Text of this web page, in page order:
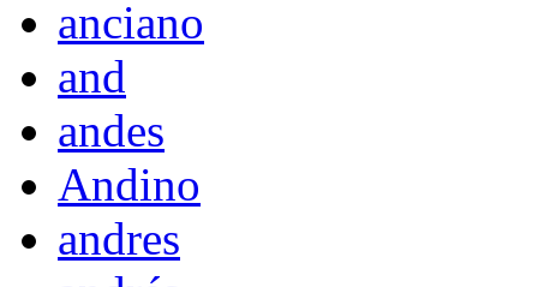
anciano
and
andes
Andino
andres